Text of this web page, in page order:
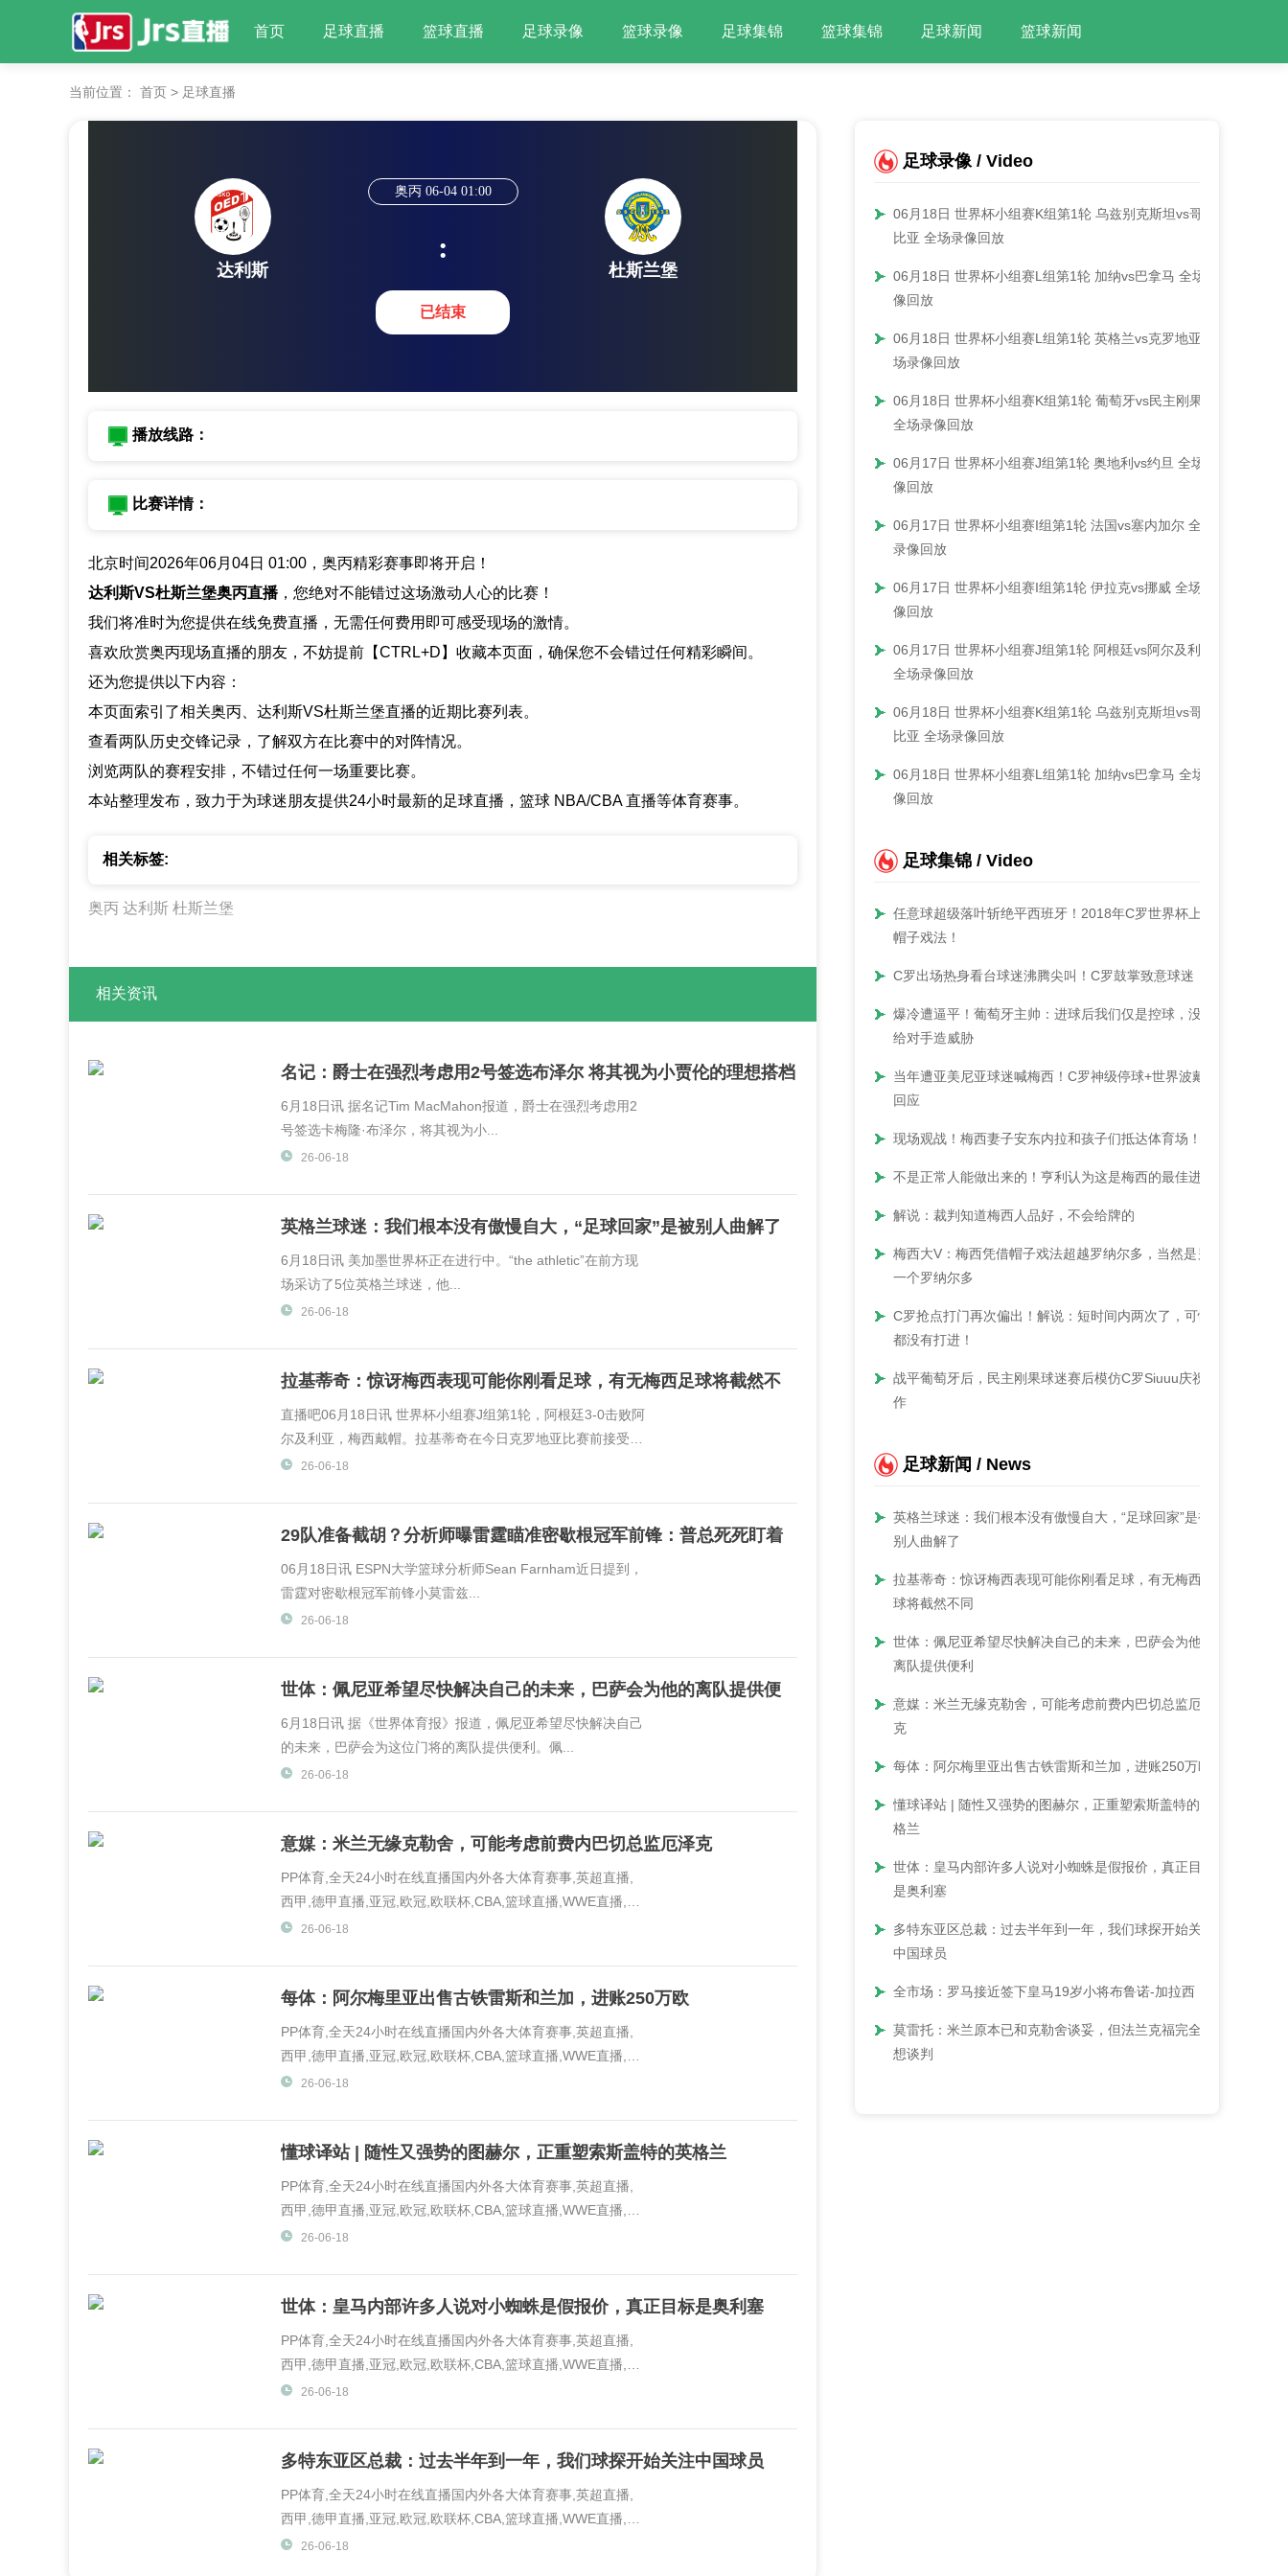
首页 足球直播 篮球直播 足球录像 篮球录像 足球集锦 篮球集锦 足球新闻 篮球新闻
当前位置： 首页 > 足球直播
达利斯
奥丙 06-04 01:00
:
已结束
杜斯兰堡
播放线路：
比赛详情：
北京时间2026年06月04日 01:00，奥丙精彩赛事即将开启！
达利斯VS杜斯兰堡奥丙直播，您绝对不能错过这场激动人心的比赛！
我们将准时为您提供在线免费直播，无需任何费用即可感受现场的激情。
喜欢欣赏奥丙现场直播的朋友，不妨提前【CTRL+D】收藏本页面，确保您不会错过任何精彩瞬间。
还为您提供以下内容：
本页面索引了相关奥丙、达利斯VS杜斯兰堡直播的近期比赛列表。
查看两队历史交锋记录，了解双方在比赛中的对阵情况。
浏览两队的赛程安排，不错过任何一场重要比赛。
本站整理发布，致力于为球迷朋友提供24小时最新的足球直播，篮球 NBA/CBA 直播等体育赛事。
相关标签:
奥丙 达利斯 杜斯兰堡
相关资讯
名记：爵士在强烈考虑用2号签选布泽尔 将其视为小贾伦的理想搭档
6月18日讯 据名记Tim MacMahon报道，爵士在强烈考虑用2
号签选卡梅隆·布泽尔，将其视为小...
26-06-18
英格兰球迷：我们根本没有傲慢自大，“足球回家”是被别人曲解了
6月18日讯 美加墨世界杯正在进行中。“the athletic”在前方现
场采访了5位英格兰球迷，他...
26-06-18
拉基蒂奇：惊讶梅西表现可能你刚看足球，有无梅西足球将截然不
同
直播吧06月18日讯 世界杯小组赛J组第1轮，阿根廷3-0击败阿
尔及利亚，梅西戴帽。拉基蒂奇在今日克罗地亚比赛前接受了
DAZN采访，谈到了梅西。拉基蒂奇说道：“如果你对梅西的表
26-06-18
29队准备截胡？分析师曝雷霆瞄准密歇根冠军前锋：普总死死盯着
他
06月18日讯 ESPN大学篮球分析师Sean Farnham近日提到，
雷霆对密歇根冠军前锋小莫雷兹...
26-06-18
世体：佩尼亚希望尽快解决自己的未来，巴萨会为他的离队提供便
利
6月18日讯 据《世界体育报》报道，佩尼亚希望尽快解决自己
的未来，巴萨会为这位门将的离队提供便利。佩...
26-06-18
意媒：米兰无缘克勒舍，可能考虑前费内巴切总监厄泽克
PP体育,全天24小时在线直播国内外各大体育赛事,英超直播,
西甲,德甲直播,亚冠,欧冠,欧联杯,CBA,篮球直播,WWE直播,PP
体育,PP视频一起玩出精彩...
26-06-18
每体：阿尔梅里亚出售古铁雷斯和兰加，进账250万欧
PP体育,全天24小时在线直播国内外各大体育赛事,英超直播,
西甲,德甲直播,亚冠,欧冠,欧联杯,CBA,篮球直播,WWE直播,PP
体育,PP视频一起玩出精彩...
26-06-18
懂球译站 | 随性又强势的图赫尔，正重塑索斯盖特的英格兰
PP体育,全天24小时在线直播国内外各大体育赛事,英超直播,
西甲,德甲直播,亚冠,欧冠,欧联杯,CBA,篮球直播,WWE直播,PP
体育,PP视频一起玩出精彩...
26-06-18
世体：皇马内部许多人说对小蜘蛛是假报价，真正目标是奥利塞
PP体育,全天24小时在线直播国内外各大体育赛事,英超直播,
西甲,德甲直播,亚冠,欧冠,欧联杯,CBA,篮球直播,WWE直播,PP
体育,PP视频一起玩出精彩...
26-06-18
多特东亚区总裁：过去半年到一年，我们球探开始关注中国球员
PP体育,全天24小时在线直播国内外各大体育赛事,英超直播,
西甲,德甲直播,亚冠,欧冠,欧联杯,CBA,篮球直播,WWE直播,PP
体育,PP视频一起玩出精彩...
26-06-18
足球录像 / Video
06月18日 世界杯小组赛K组第1轮 乌兹别克斯坦vs哥伦
比亚 全场录像回放
06月18日 世界杯小组赛L组第1轮 加纳vs巴拿马 全场录
像回放
06月18日 世界杯小组赛L组第1轮 英格兰vs克罗地亚 全
场录像回放
06月18日 世界杯小组赛K组第1轮 葡萄牙vs民主刚果
全场录像回放
06月17日 世界杯小组赛J组第1轮 奥地利vs约旦 全场录
像回放
06月17日 世界杯小组赛I组第1轮 法国vs塞内加尔 全场
录像回放
06月17日 世界杯小组赛I组第1轮 伊拉克vs挪威 全场录
像回放
06月17日 世界杯小组赛J组第1轮 阿根廷vs阿尔及利亚
全场录像回放
06月18日 世界杯小组赛K组第1轮 乌兹别克斯坦vs哥伦
比亚 全场录像回放
06月18日 世界杯小组赛L组第1轮 加纳vs巴拿马 全场录
像回放
足球集锦 / Video
任意球超级落叶斩绝平西班牙！2018年C罗世界杯上演
帽子戏法！
C罗出场热身看台球迷沸腾尖叫！C罗鼓掌致意球迷！
爆冷遭逼平！葡萄牙主帅：进球后我们仅是控球，没能
给对手造威胁
当年遭亚美尼亚球迷喊梅西！C罗神级停球+世界波戴帽
回应
现场观战！梅西妻子安东内拉和孩子们抵达体育场！
不是正常人能做出来的！亨利认为这是梅西的最佳进球
解说：裁判知道梅西人品好，不会给牌的
梅西大V：梅西凭借帽子戏法超越罗纳尔多，当然是另
一个罗纳尔多
C罗抢点打门再次偏出！解说：短时间内两次了，可惜
都没有打进！
战平葡萄牙后，民主刚果球迷赛后模仿C罗Siuuu庆祝动
作
足球新闻 / News
英格兰球迷：我们根本没有傲慢自大，“足球回家”是被
别人曲解了
拉基蒂奇：惊讶梅西表现可能你刚看足球，有无梅西足
球将截然不同
世体：佩尼亚希望尽快解决自己的未来，巴萨会为他的
离队提供便利
意媒：米兰无缘克勒舍，可能考虑前费内巴切总监厄泽
克
每体：阿尔梅里亚出售古铁雷斯和兰加，进账250万欧
懂球译站 | 随性又强势的图赫尔，正重塑索斯盖特的英
格兰
世体：皇马内部许多人说对小蜘蛛是假报价，真正目标
是奥利塞
多特东亚区总裁：过去半年到一年，我们球探开始关注
中国球员
全市场：罗马接近签下皇马19岁小将布鲁诺-加拉西
莫雷托：米兰原本已和克勒舍谈妥，但法兰克福完全不
想谈判